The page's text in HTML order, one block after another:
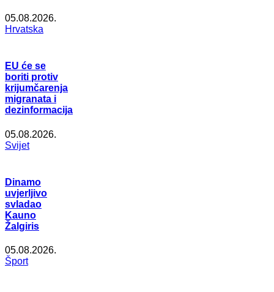
05.08.2026.
Hrvatska
EU će se
boriti protiv
krijumčarenja
migranata i
dezinformacija
05.08.2026.
Svijet
Dinamo
uvjerljivo
svladao
Kauno
Žalgiris
05.08.2026.
Šport